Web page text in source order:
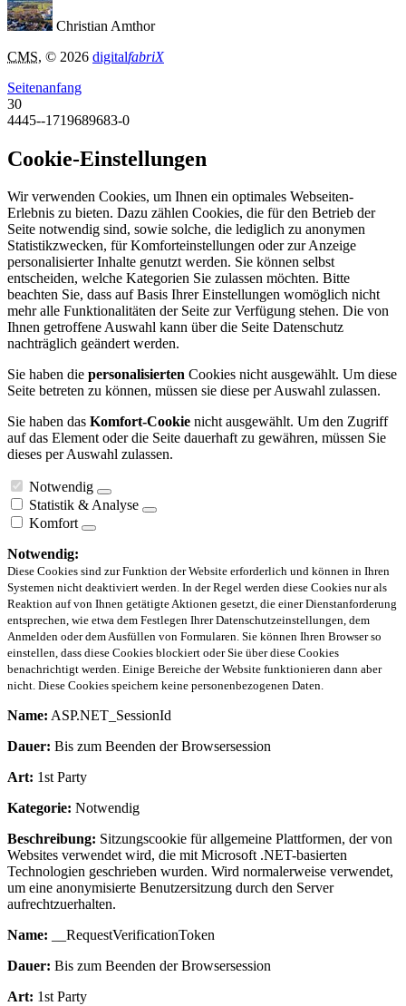
Christian Amthor
CMS, © 2026 digitalfabriX
Seitenanfang
30
4445--1719689683-0
Cookie-Einstellungen
Wir verwenden Cookies, um Ihnen ein optimales Webseiten-
Erlebnis zu bieten. Dazu zählen Cookies, die für den Betrieb der
Seite notwendig sind, sowie solche, die lediglich zu anonymen
Statistikzwecken, für Komforteinstellungen oder zur Anzeige
personalisierter Inhalte genutzt werden. Sie können selbst
entscheiden, welche Kategorien Sie zulassen möchten. Bitte
beachten Sie, dass auf Basis Ihrer Einstellungen womöglich nicht
mehr alle Funktionalitäten der Seite zur Verfügung stehen. Die von
Ihnen getroffene Auswahl kann über die Seite Datenschutz
nachträglich geändert werden.
Sie haben die personalisierten Cookies nicht ausgewählt. Um diese
Seite betreten zu können, müssen sie diese per Auswahl zulassen.
Sie haben das Komfort-Cookie nicht ausgewählt. Um den Zugriff
auf das Element oder die Seite dauerhaft zu gewähren, müssen Sie
dieses per Auswahl zulassen.
Notwendig
Statistik & Analyse
Komfort
Notwendig:
Diese Cookies sind zur Funktion der Website erforderlich und können in Ihren
Systemen nicht deaktiviert werden. In der Regel werden diese Cookies nur als
Reaktion auf von Ihnen getätigte Aktionen gesetzt, die einer Dienstanforderung
entsprechen, wie etwa dem Festlegen Ihrer Datenschutzeinstellungen, dem
Anmelden oder dem Ausfüllen von Formularen. Sie können Ihren Browser so
einstellen, dass diese Cookies blockiert oder Sie über diese Cookies
benachrichtigt werden. Einige Bereiche der Website funktionieren dann aber
nicht. Diese Cookies speichern keine personenbezogenen Daten.
Name: ASP.NET_SessionId
Dauer: Bis zum Beenden der Browsersession
Art: 1st Party
Kategorie: Notwendig
Beschreibung: Sitzungscookie für allgemeine Plattformen, der von
Websites verwendet wird, die mit Microsoft .NET-basierten
Technologien geschrieben wurden. Wird normalerweise verwendet,
um eine anonymisierte Benutzersitzung durch den Server
aufrechtzuerhalten.
Name: __RequestVerificationToken
Dauer: Bis zum Beenden der Browsersession
Art: 1st Party